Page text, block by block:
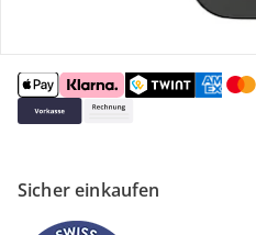
Sicher einkaufen